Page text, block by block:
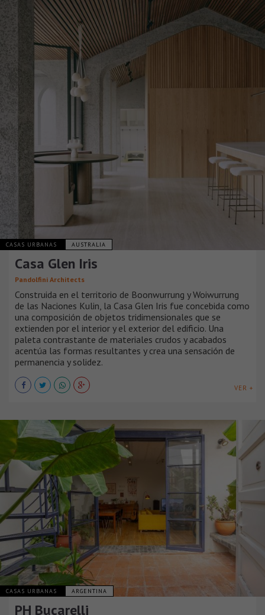
CASAS URBANAS AUSTRALIA
Casa Glen Iris
Pandolfini Architects
Construida en el territorio de Boonwurrung y Woiwurrung
de las Naciones Kulin, la Casa Glen Iris fue concebida como
una composición de objetos tridimensionales que se
extienden por el interior y el exterior del edificio. Una
paleta contrastante de materiales crudos y acabados
acentúa las formas resultantes y crea una sensación de
permanencia y solidez.
VER +
CASAS URBANAS ARGENTINA
PH Bucarelli